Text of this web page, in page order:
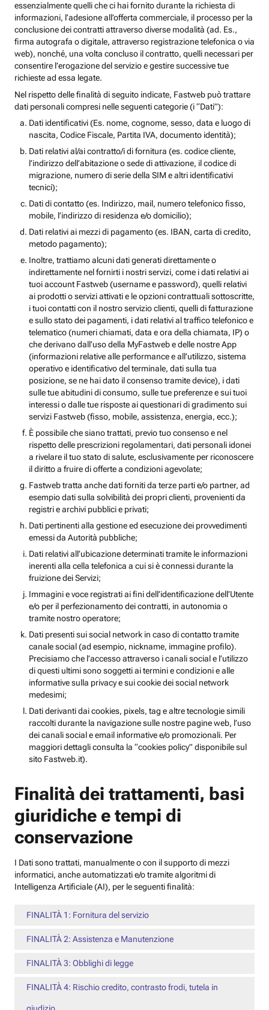
essenzialmente quelli che ci hai fornito durante la richiesta di
informazioni, l’adesione all’offerta commerciale, il processo per la
conclusione dei contratti attraverso diverse modalità (ad. Es.,
firma autografa o digitale, attraverso registrazione telefonica o via
web), nonché, una volta concluso il contratto, quelli necessari per
consentire l’erogazione del servizio e gestire successive tue
richieste ad essa legate.
Nel rispetto delle finalità di seguito indicate, Fastweb può trattare
dati personali compresi nelle seguenti categorie (i “Dati”):
Dati identificativi (Es. nome, cognome, sesso, data e luogo di
nascita, Codice Fiscale, Partita IVA, documento identità);
Dati relativi al/ai contratto/i di fornitura (es. codice cliente,
l’indirizzo dell’abitazione o sede di attivazione, il codice di
migrazione, numero di serie della SIM e altri identificativi
tecnici);
Dati di contatto (es. Indirizzo, mail, numero telefonico fisso,
mobile, l’indirizzo di residenza e/o domicilio);
Dati relativi ai mezzi di pagamento (es. IBAN, carta di credito,
metodo pagamento);
Inoltre, trattiamo alcuni dati generati direttamente o
indirettamente nel fornirti i nostri servizi, come i dati relativi ai
tuoi account Fastweb (username e password), quelli relativi
ai prodotti o servizi attivati e le opzioni contrattuali sottoscritte,
i tuoi contatti con il nostro servizio clienti, quelli di fatturazione
e sullo stato dei pagamenti, i dati relativi al traffico telefonico e
telematico (numeri chiamati, data e ora della chiamata, IP) o
che derivano dall’uso della MyFastweb e delle nostre App
(informazioni relative alle performance e all’utilizzo, sistema
operativo e identificativo del terminale, dati sulla tua
posizione, se ne hai dato il consenso tramite device), i dati
sulle tue abitudini di consumo, sulle tue preferenze e sui tuoi
interessi o dalle tue risposte ai questionari di gradimento sui
servizi Fastweb (fisso, mobile, assistenza, energia, ecc.);
È possibile che siano trattati, previo tuo consenso e nel
rispetto delle prescrizioni regolamentari, dati personali idonei
a rivelare il tuo stato di salute, esclusivamente per riconoscere
il diritto a fruire di offerte a condizioni agevolate;
Fastweb tratta anche dati forniti da terze parti e/o partner, ad
esempio dati sulla solvibilità dei propri clienti, provenienti da
registri e archivi pubblici e privati;
Dati pertinenti alla gestione ed esecuzione dei provvedimenti
emessi da Autorità pubbliche;
Dati relativi all’ubicazione determinati tramite le informazioni
inerenti alla cella telefonica a cui si è connessi durante la
fruizione dei Servizi;
Immagini e voce registrati ai fini dell’identificazione dell’Utente
e/o per il perfezionamento dei contratti, in autonomia o
tramite nostro operatore;
Dati presenti sui social network in caso di contatto tramite
canale social (ad esempio, nickname, immagine profilo).
Precisiamo che l’accesso attraverso i canali social e l’utilizzo
di questi ultimi sono soggetti ai termini e condizioni e alle
informative sulla privacy e sui cookie dei social network
medesimi;
Dati derivanti dai cookies, pixels, tag e altre tecnologie simili
raccolti durante la navigazione sulle nostre pagine web, l’uso
dei canali social e email informative e/o promozionali. Per
maggiori dettagli consulta la “cookies policy” disponibile sul
sito Fastweb.it).
Finalità dei trattamenti, basi
giuridiche e tempi di
conservazione
I Dati sono trattati, manualmente o con il supporto di mezzi
informatici, anche automatizzati e/o tramite algoritmi di
Intelligenza Artificiale (AI), per le seguenti finalità:
FINALITÀ 1: Fornitura del servizio
FINALITÀ 2: Assistenza e Manutenzione
FINALITÀ 3: Obblighi di legge
FINALITÀ 4: Rischio credito, contrasto frodi, tutela in